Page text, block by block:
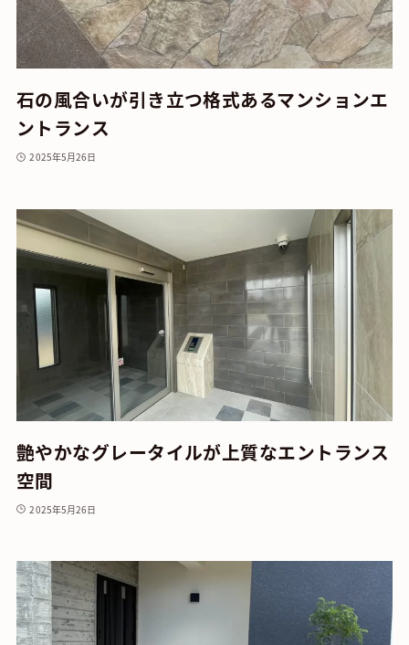
石の風合いが引き立つ格式あるマンションエ
ントランス
2025年5月26日
艶やかなグレータイルが上質なエントランス
空間
2025年5月26日